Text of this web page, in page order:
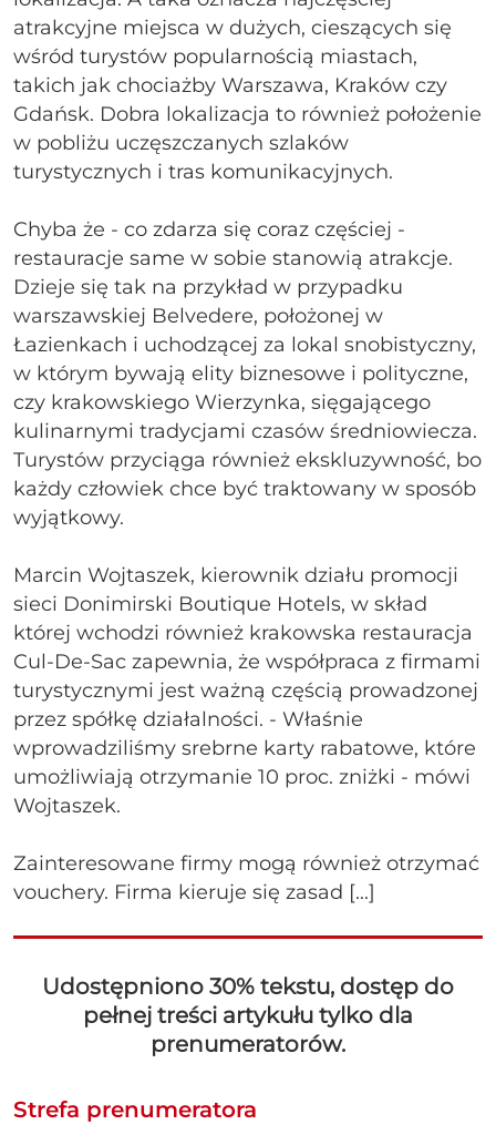
atrakcyjne miejsca w dużych, cieszących się
wśród turystów popularnością miastach,
takich jak chociażby Warszawa, Kraków czy
Gdańsk. Dobra lokalizacja to również położenie
w pobliżu uczęszczanych szlaków
turystycznych i tras komunikacyjnych.
Chyba że - co zdarza się coraz częściej -
restauracje same w sobie stanowią atrakcje.
Dzieje się tak na przykład w przypadku
warszawskiej Belvedere, położonej w
Łazienkach i uchodzącej za lokal snobistyczny,
w którym bywają elity biznesowe i polityczne,
czy krakowskiego Wierzynka, sięgającego
kulinarnymi tradycjami czasów średniowiecza.
Turystów przyciąga również ekskluzywność, bo
każdy człowiek chce być traktowany w sposób
wyjątkowy.
Marcin Wojtaszek, kierownik działu promocji
sieci Donimirski Boutique Hotels, w skład
której wchodzi również krakowska restauracja
Cul-De-Sac zapewnia, że współpraca z firmami
turystycznymi jest ważną częścią prowadzonej
przez spółkę działalności. - Właśnie
wprowadziliśmy srebrne karty rabatowe, które
umożliwiają otrzymanie 10 proc. zniżki - mówi
Wojtaszek.
Zainteresowane firmy mogą również otrzymać
vouchery. Firma kieruje się zasad [...]
Udostępniono 30% tekstu, dostęp do
pełnej treści artykułu tylko dla
prenumeratorów.
Strefa prenumeratora